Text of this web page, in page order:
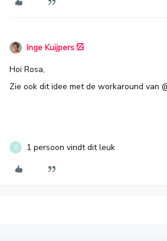
Inge Kuijpers
Hoi Rosa,
Zie ook dit idee met de workaround van ​
R 1 persoon vindt dit leuk